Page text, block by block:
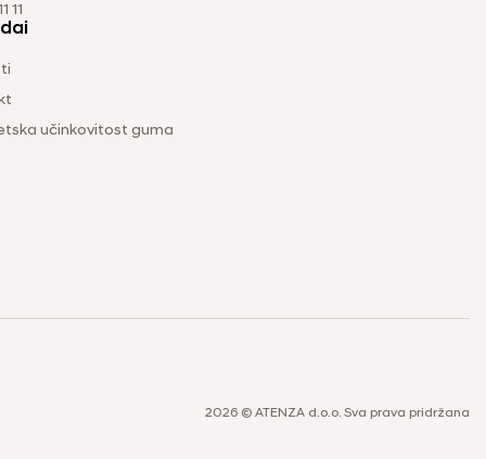
11
učinkovitost guma
2026 © ATENZA d.o.o. Sva prava pridržana